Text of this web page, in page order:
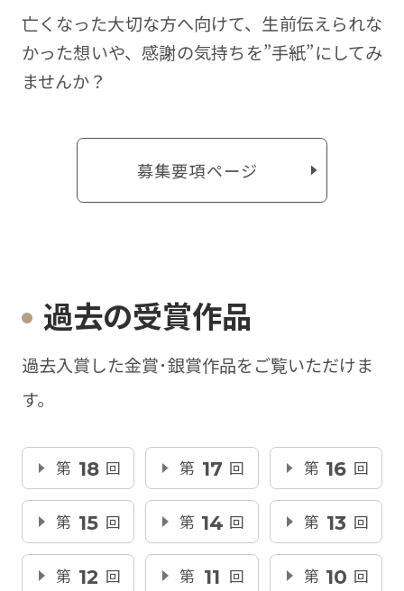
亡くなった⼤切な⽅へ向けて、⽣前伝えられな
かった想いや、感謝の気持ちを”⼿紙”にしてみ
ませんか？
募集要項ページ
過去の受賞作品
過去入賞した金賞･銀賞作品をご覧いただけま
す。
第 18 回 第 17 回 第 16 回
第 15 回 第 14 回 第 13 回
第 12 回 第 11 回 第 10 回